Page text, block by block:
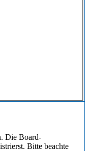
Die Board-
Bitte beachte